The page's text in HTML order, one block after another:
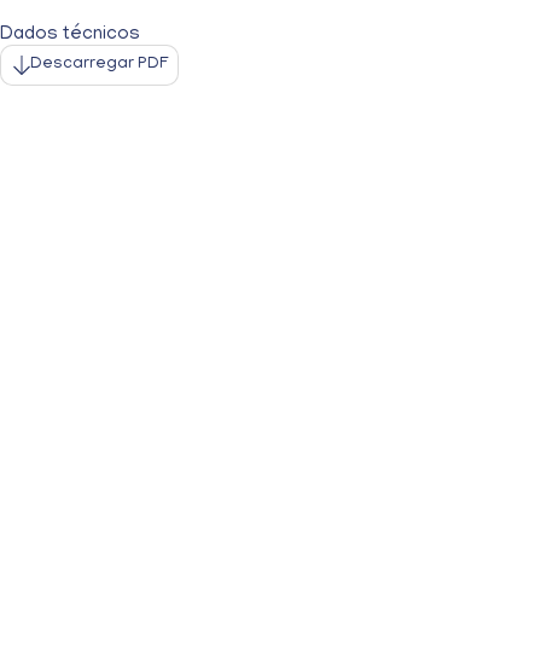
Dados técnicos
Descarregar PDF